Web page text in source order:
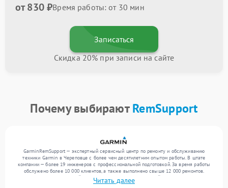
от 830 ₽Время работы: от 30 мин
Записаться
Скидка 20% при записи на сайте
Почему выбираютRemSupport
GarminRemSupport — экспертный сервисный центр по ремонту и обслуживанию
техники Garmin в Череповце с более чем десятилетним опытом работы. В штате
компании — более 19 инженеров с профессиональной подготовкой. За время работы
обслужено более 10 000 клиентов, а также выполнено свыше 12 000 ремонтов.
Ежемесячно в сервисный центр поступает более 300 устройств, включая , , . Мы
выполняем ремонт различного уровня сложности и обеспечиваем надежный
Читать далее